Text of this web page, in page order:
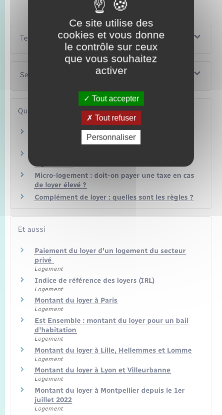
Textes de référence
Services en ligne et formulaires
Questions ? Réponses !
En quoi consiste l'encadrement des loyers à
respecter en zone tendue ?
Micro-logement : doit-on payer une taxe en cas
de loyer élevé ?
Complément de loyer : quelles sont les règles ?
Et aussi
Paiement du loyer d'un logement du secteur
privé
Logement
Indice de référence des loyers (IRL)
Logement
Montant du loyer à Paris
Logement
Est Ensemble : montant du loyer pour un bail
d'habitation
Logement
Montant du loyer à Lille, Hellemmes et Lomme
Logement
Montant du loyer à Lyon et Villeurbanne
Logement
Montant du loyer à Montpellier depuis le 1er
juillet 2022
Logement
Ce site utilise des
cookies et vous donne
le contrôle sur ceux
que vous souhaitez
activer
Tout accepter
Tout refuser
Personnaliser